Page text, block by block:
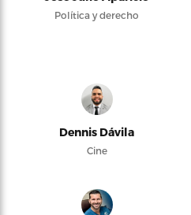
Política y derecho
Dennis Dávila
Cine